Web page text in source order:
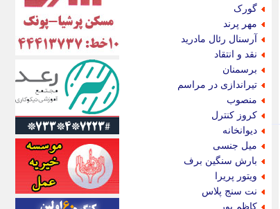
گورک
مهر پرند
آرسنال رئال مادرید
نقد و انتقاد
برسمنان
تیراندازی در مراسم
منصوب
کروز کنترل
دیوانخانه
میل جنسی
بارش سنگین برف
ویتور پریرا
نت سنج پلاس
کاظم پور
ایران آرت
ایران آنلاین
ایران زندگی
ایران فوری
ایرانی روز
ایرانیتال
ایرنا
ایسکانیوز
ایسنا
ایکنا
ایلنا
اینتیتر
ایونا نیوز